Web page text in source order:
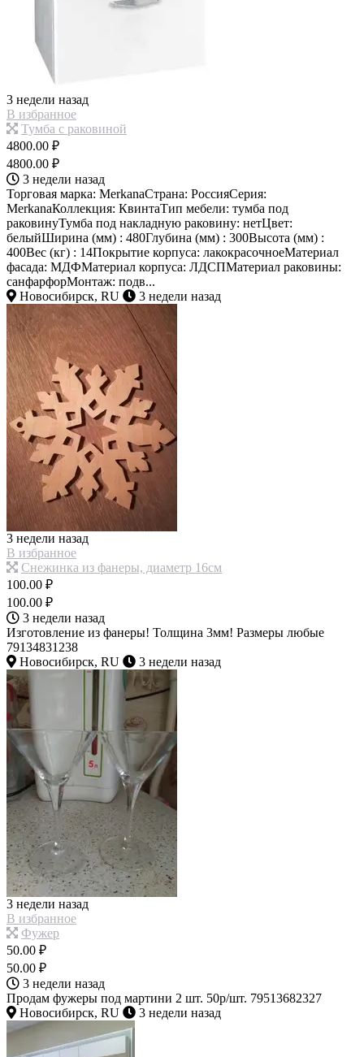
3 недели назад
В избранное
Тумба с раковиной
4800.00 ₽
4800.00 ₽
3 недели назад
Торговая марка: MerkanaСтрана: РоссияСерия:
MerkanaКоллекция: КвинтаТип мебели: тумба под
раковинуТумба под накладную раковину: нетЦвет:
белыйШирина (мм) : 480Глубина (мм) : 300Высота (мм) :
400Вес (кг) : 14Покрытие корпуса: лакокрасочноеМатериал
фасада: МДФМатериал корпуса: ЛДСПМатериал раковины:
санфарфорМонтаж: подв...
Новосибирск, RU
3 недели назад
3 недели назад
В избранное
Снежинка из фанеры, диаметр 16см
100.00 ₽
100.00 ₽
3 недели назад
Изготовление из фанеры! Толщина 3мм! Размеры любые
79134831238
Новосибирск, RU
3 недели назад
3 недели назад
В избранное
Фужер
50.00 ₽
50.00 ₽
3 недели назад
Продам фужеры под мартини 2 шт. 50р/шт. 79513682327
Новосибирск, RU
3 недели назад